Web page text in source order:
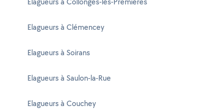
Elagueurs à Clémencey
Elagueurs à Soirans
Elagueurs à Saulon-la-Rue
Elagueurs à Couchey